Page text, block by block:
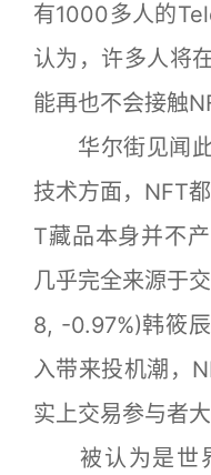
有1000多人的
认为，许多人将
能再也不会接触
华尔街见闻此
技术方面，NFT
T藏品本身并不
几乎完全来源于
8, -0.97%)韩筱
入带来投机潮，
实上交易参与者
被认为是世